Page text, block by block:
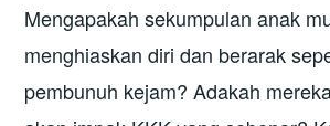
Mengapakah sekumpulan anak
menghiaskan diri dan berarak
pembunuh kejam? Adakah